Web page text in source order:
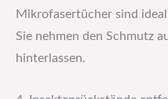
Mikrofasertücher sind
Sie nehmen den Schmutz
hinterlassen.